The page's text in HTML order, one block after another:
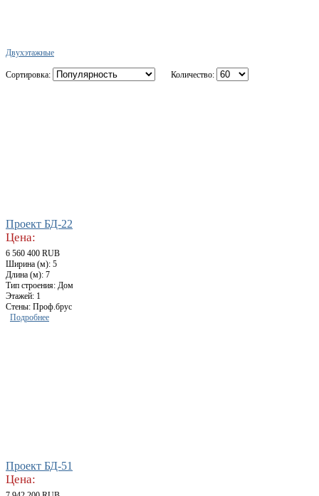
Двухэтажные
Сортировка: Количество:
Проект БД-22
Цена:
6 560 400 RUB
Ширина (м): 5
Длина (м): 7
Тип строения: Дом
Этажей: 1
Стены: Проф.брус
Подробнее
Проект БД-51
Цена: